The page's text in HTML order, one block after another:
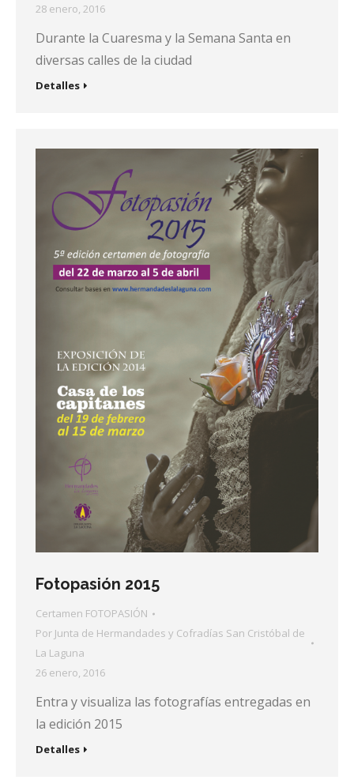
28 enero, 2016
Durante la Cuaresma y la Semana Santa en
diversas calles de la ciudad
Detalles
Fotopasión 2015
Certamen FOTOPASIÓN
Por Junta de Hermandades y Cofradías San Cristóbal de
La Laguna
26 enero, 2016
Entra y visualiza las fotografías entregadas en
la edición 2015
Detalles